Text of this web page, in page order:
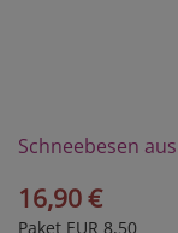
Schneebesen
16,90 €
Paket EUR 8,50